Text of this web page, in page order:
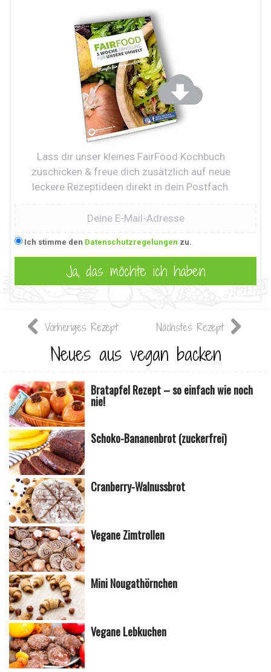
Lass dir unser kleines FairFood Kochbuch
zuschicken & freue dich zusätzlich auf neue
leckere Rezeptideen direkt in dein Postfach.
Ich stimme den Datenschutzregelungen zu.
Vorheriges Rezept Nächstes Rezept
Neues aus vegan backen
Bratapfel Rezept – so einfach wie noch
nie!
Schoko-Bananenbrot (zuckerfrei)
Cranberry-Walnussbrot
Vegane Zimtrollen
Mini Nougathörnchen
Vegane Lebkuchen